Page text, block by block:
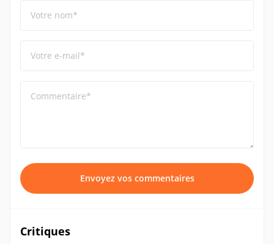
Votre nom*
Votre e-mail*
Commentaire*
Envoyez vos commentaires
Critiques